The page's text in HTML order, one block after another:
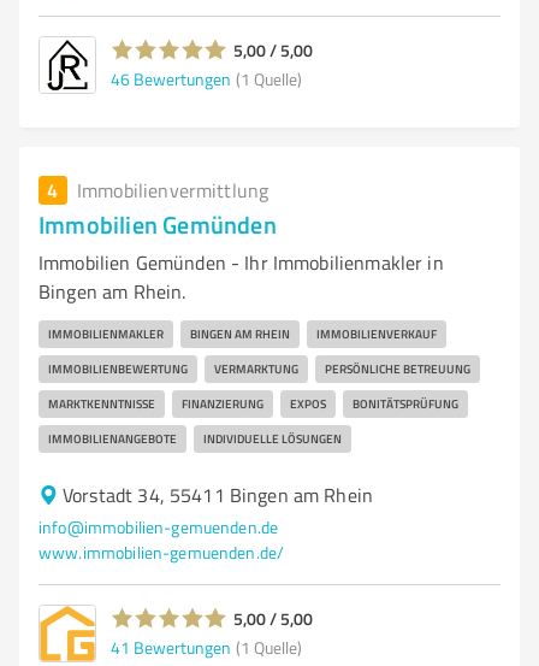
5,00 / 5,00
46 Bewertungen (1 Quelle)
4 Immobilienvermittlung
Immobilien Gemünden
Immobilien Gemünden - Ihr Immobilienmakler in
Bingen am Rhein.
IMMOBILIENMAKLER BINGEN AM RHEIN IMMOBILIENVERKAUF
IMMOBILIENBEWERTUNG VERMARKTUNG PERSÖNLICHE BETREUUNG
MARKTKENNTNISSE FINANZIERUNG EXPOS BONITÄTSPRÜFUNG
IMMOBILIENANGEBOTE INDIVIDUELLE LÖSUNGEN
Vorstadt 34, 55411 Bingen am Rhein
info@immobilien-gemuenden.de
www.immobilien-gemuenden.de/
5,00 / 5,00
41 Bewertungen (1 Quelle)